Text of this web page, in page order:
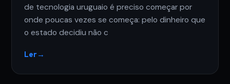
de tecnologia uruguaio é preciso começar por
onde poucas vezes se começa: pelo dinheiro que
o estado decidiu não c
Ler→